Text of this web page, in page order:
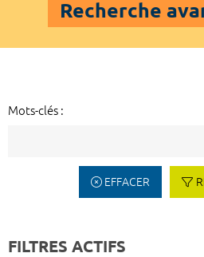
Recherche
Mots-clés :
EFFACER
FILTRES ACTIFS